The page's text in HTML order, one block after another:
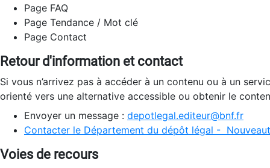
Page FAQ
Page Tendance / Mot clé
Page Contact
Retour d'information et contact
Si vous n’arrivez pas à accéder à un contenu ou à un
orienté vers une alternative accessible ou obtenir le
Envoyer un message : depotlegal.editeur@bnf.fr
Contacter le Département du dépôt légal -
Voies de recours